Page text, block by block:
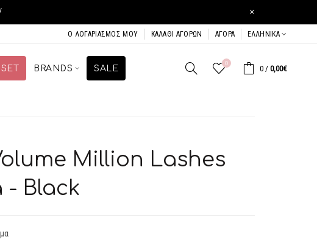
×
Ο ΛΟΓΑΡΙΑΣΜΌΣ ΜΟΥ ΚΑΛΆΘΙ ΑΓΟΡΏΝ ΑΓΟΡΆ ΕΛΛΗΝΙΚΆ
BRANDS SALE
0
0 / 0,00€
Million Lashes
- Black